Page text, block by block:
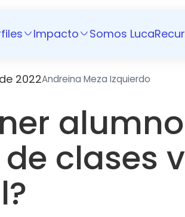
Impacto Somos Luca
2022Andreina Meza Izquierdo
clases